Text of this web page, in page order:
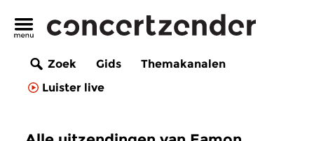
Zoek Gids
Themakanalen
Luister live